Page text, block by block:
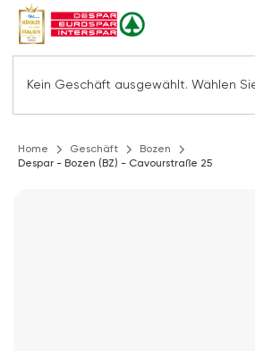
Home Geschäft
Bozen
Despar - Bozen (BZ) - Cavourstraße 25